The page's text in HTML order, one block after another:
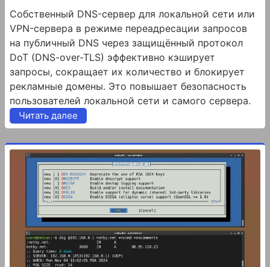
Собственный DNS-сервер для локальной сети или
VPN-сервера в режиме переадресации запросов
на публичный DNS через защищённый протокол
DoT (DNS-over-TLS) эффективно кэширует
запросы, сокращает их количество и блокирует
рекламные домены. Это повышает безопасность
пользователей локальной сети и самого сервера.
Читать далее